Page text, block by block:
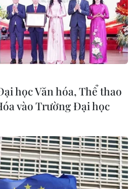
học Văn hóa, Thể thao
vào Trường Đại học